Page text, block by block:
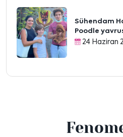
Sühendam
Poodle
24 Haziran